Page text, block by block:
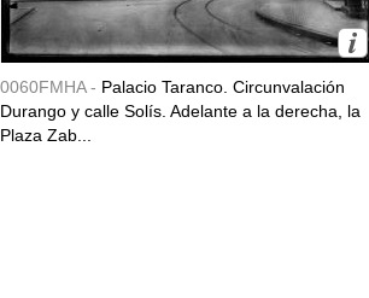
0060FMHA - Palacio Taranco. Circunvalación
Durango y calle Solís. Adelante a la derecha, la
Plaza Zab...